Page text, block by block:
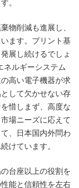
。
物削減も進展し、
ます。プリント基
展し続けるでしょ
ネルギーシステム
高い電子機器が求
して欠かせない存
惜しまず、高度な
場ニーズに応えて
、日本国内外問わ
けています。
台座以上の役割を
能と信頼性を左右